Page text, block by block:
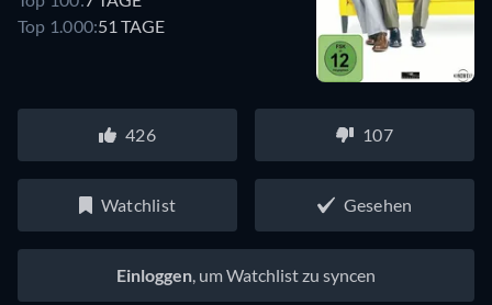
Top 1.000:51 TAGE
426 107
Watchlist Gesehen
Einloggen, um Watchlist zu syncen